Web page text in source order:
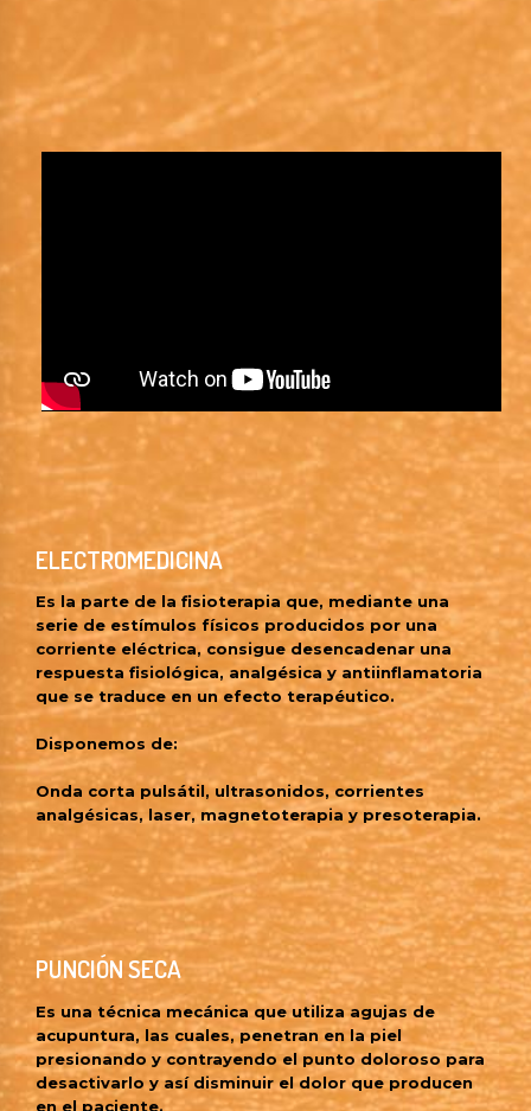
ELECTROMEDICINA
Es la parte de la fisioterapia que, mediante una
serie de estímulos físicos producidos por una
corriente eléctrica, consigue desencadenar una
respuesta fisiológica, analgésica y antiinflamatoria
que se traduce en un efecto terapéutico.
Disponemos de:
Onda corta pulsátil, ultrasonidos, corrientes
analgésicas, laser, magnetoterapia y presoterapia.
PUNCIÓN SECA
Es una técnica mecánica que utiliza agujas de
acupuntura, las cuales, penetran en la piel
presionando y contrayendo el punto doloroso para
desactivarlo y así disminuir el dolor que producen
en el paciente.